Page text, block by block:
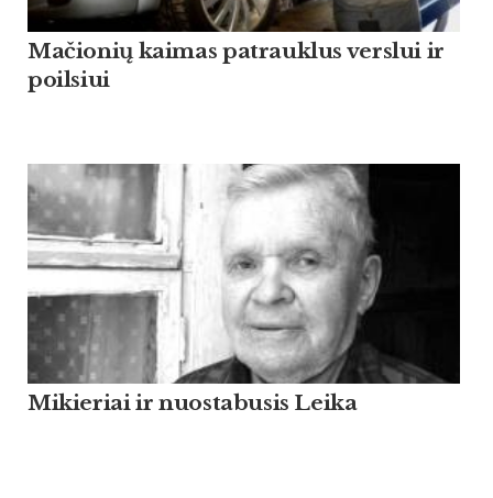
Mačionių kaimas patrauklus verslui ir
poilsiui
Mikieriai ir nuostabusis Leika